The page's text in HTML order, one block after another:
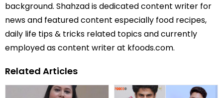
background. Shahzad is dedicated content writer for
news and featured content especially food recipes,
daily life tips & tricks related topics and currently
employed as content writer at kfoods.com.
Related Articles